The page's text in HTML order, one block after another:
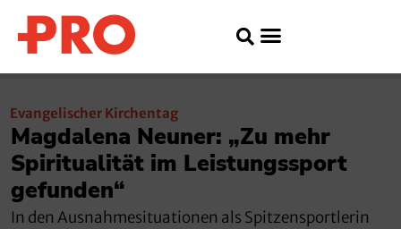
Evangelischer Kirchentag
Magdalena Neuner: „Zu mehr
Spiritualität im Leistungssport
gefunden“
In den Ausnahmesituationen als Spitzensportlerin